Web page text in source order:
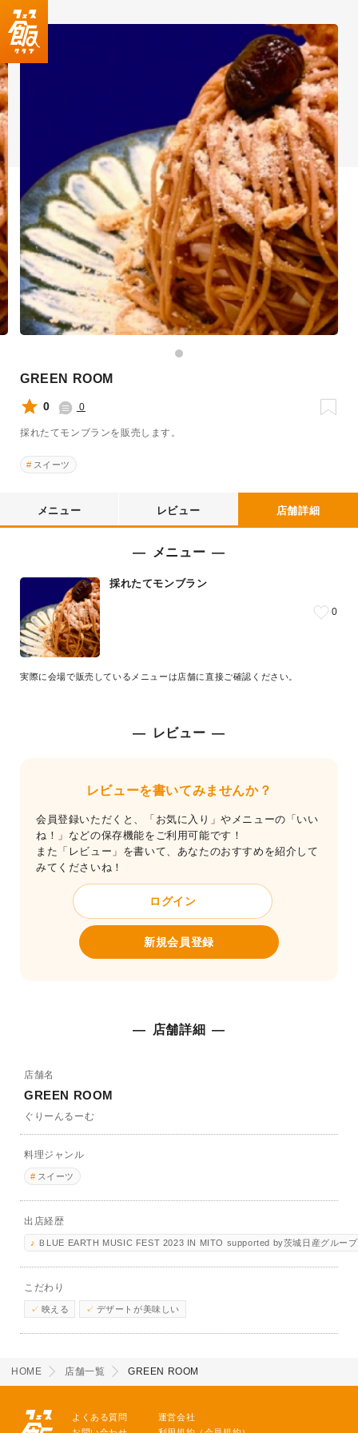
GREEN ROOM
0 0
採れたてモンブランを販売します。
スイーツ
メニュー レビュー 店舗詳細
メニュー
採れたてモンブラン
0
実際に会場で販売しているメニューは店舗に直接ご確認ください。
レビュー
レビューを書いてみませんか？
会員登録いただくと、「お気に入り」やメニューの「いい
ね！」などの保存機能をご利用可能です！
また「レビュー」を書いて、あなたのおすすめを紹介して
みてくださいね！
ログイン
新規会員登録
店舗詳細
店舗名
GREEN ROOM
ぐりーんるーむ
料理ジャンル
スイーツ
出店経歴
ＢLUE EARTH MUSIC FEST 2023 IN MITO supported by茨城日産グループ
こだわり
映える デザートが美味しい
HOME 店舗一覧 GREEN ROOM
よくある質問
運営会社